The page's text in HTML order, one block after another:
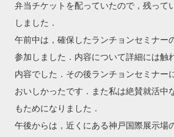
弁当チケットを配っていたので，残って
しました．
午前中は，確保したランチョンセミナー
参加しました．内容について詳細には触
内容でした．その後ランチョンセミナー
おいしかったです．また私は絶賛就活中
もためになりました．
午後からは，近くにある神戸国際展示場